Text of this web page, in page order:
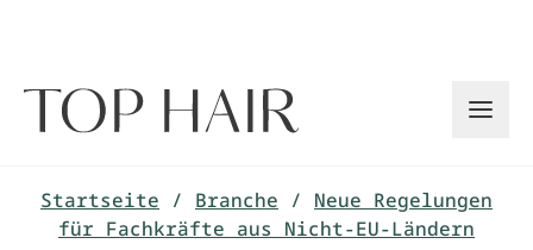
Startseite / Branche / Neue Regelungen
für Fachkräfte aus Nicht-EU-Ländern